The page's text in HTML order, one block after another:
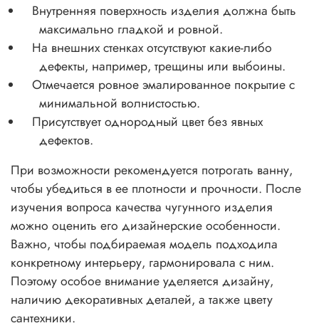
Внутренняя поверхность изделия должна быть
максимально гладкой и ровной.
На внешних стенках отсутствуют какие-либо
дефекты, например, трещины или выбоины.
Отмечается ровное эмалированное покрытие с
минимальной волнистостью.
Присутствует однородный цвет без явных
дефектов.
При возможности рекомендуется потрогать ванну,
чтобы убедиться в ее плотности и прочности. После
изучения вопроса качества чугунного изделия
можно оценить его дизайнерские особенности.
Важно, чтобы подбираемая модель подходила
конкретному интерьеру, гармонировала с ним.
Поэтому особое внимание уделяется дизайну,
наличию декоративных деталей, а также цвету
сантехники.